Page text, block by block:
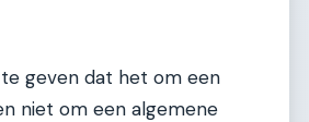
te geven dat het om een
niet om een algemene